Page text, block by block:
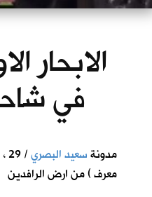
الابحار
في
مدونةسعيد البصري
معرف ) من ارض الرافدين